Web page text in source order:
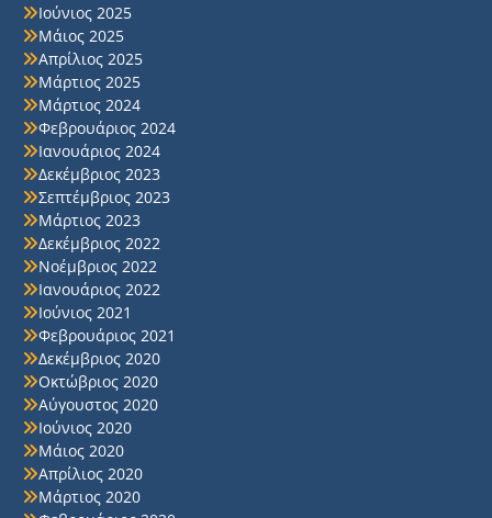
Ιούνιος 2025
Μάιος 2025
Απρίλιος 2025
Μάρτιος 2025
Μάρτιος 2024
Φεβρουάριος 2024
Ιανουάριος 2024
Δεκέμβριος 2023
Σεπτέμβριος 2023
Μάρτιος 2023
Δεκέμβριος 2022
Νοέμβριος 2022
Ιανουάριος 2022
Ιούνιος 2021
Φεβρουάριος 2021
Δεκέμβριος 2020
Οκτώβριος 2020
Αύγουστος 2020
Ιούνιος 2020
Μάιος 2020
Απρίλιος 2020
Μάρτιος 2020